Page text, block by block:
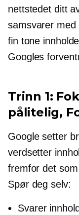
nettstedet ditt
samsvarer med
fin tone
Googles
Trinn 1:
pålitelig,
Google setter
verdsetter
fremfor det
Spør deg selv:
Svarer